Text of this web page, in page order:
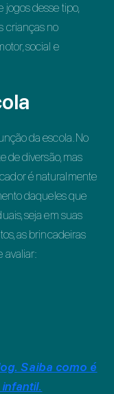
jogos desse tipo,
crianças no
social e
da escola. No
de diversão, mas
é naturalmente
daqueles que
seja em suas
as brincadeiras
avaliar:
Saiba como é